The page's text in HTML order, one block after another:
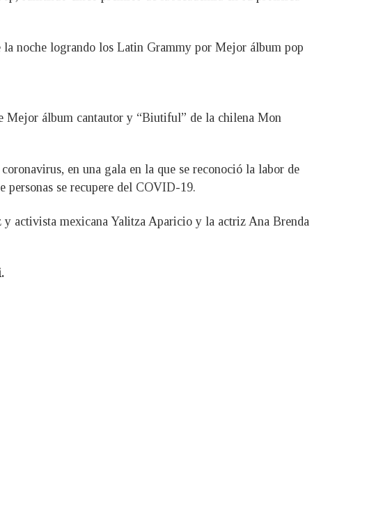
la noche logrando los Latin Grammy por Mejor álbum pop
Mejor álbum cantautor y “Biutiful” de la chilena Mon
en una gala en la que se reconoció la labor de
personas se recupere del COVID-19.
activista mexicana Yalitza Aparicio y la actriz Ana Brenda